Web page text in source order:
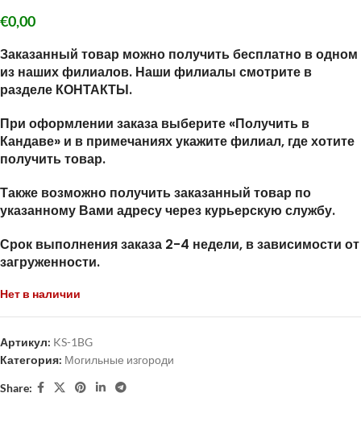
€0,00
Заказанный товар можно получить бесплатно в одном
из наших филиалов. Наши филиалы смотрите в
разделе КОНТАКТЫ.
При оформлении заказа выберите «Получить в
Кандаве» и в примечаниях укажите филиал, где хотите
получить товар.
Также возможно получить заказанный товар по
указанному Вами адресу через курьерскую службу.
Срок выполнения заказа 2-4 недели, в зависимости от
загруженности.
Нет в наличии
Артикул: KS-1BG
Категория: Могильные изгороди
Share: